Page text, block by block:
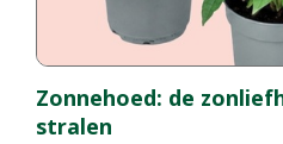
Zonnehoed: de
stralen